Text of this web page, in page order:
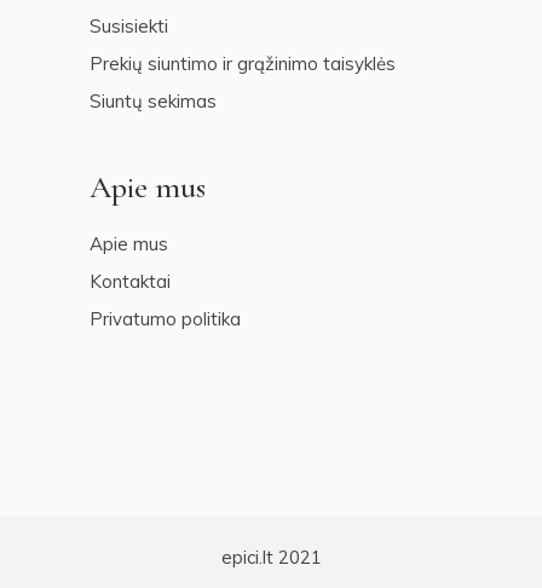
Susisiekti
Prekių siuntimo ir grąžinimo taisyklės
Siuntų sekimas
Apie mus
Apie mus
Kontaktai
Privatumo politika
epici.lt 2021